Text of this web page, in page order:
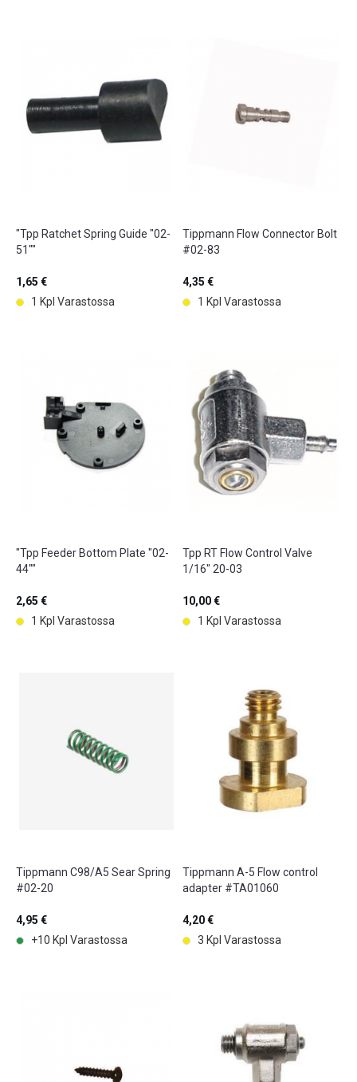
"Tpp Ratchet Spring Guide "02-
51""
1,65 €
1 Kpl Varastossa
Tippmann Flow Connector Bolt
#02-83
4,35 €
1 Kpl Varastossa
"Tpp Feeder Bottom Plate "02-
44""
2,65 €
1 Kpl Varastossa
Tpp RT Flow Control Valve
1/16" 20-03
10,00 €
1 Kpl Varastossa
Tippmann C98/A5 Sear Spring
#02-20
4,95 €
+10 Kpl Varastossa
Tippmann A-5 Flow control
adapter #TA01060
4,20 €
3 Kpl Varastossa